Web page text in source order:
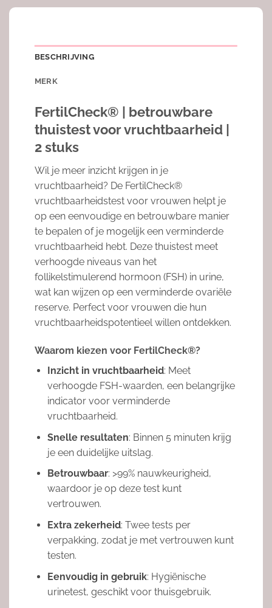
BESCHRIJVING
MERK
FertilCheck® | betrouwbare
thuistest voor vruchtbaarheid |
2 stuks
Wil je meer inzicht krijgen in je
vruchtbaarheid? De FertilCheck®
vruchtbaarheidstest voor vrouwen helpt je
op een eenvoudige en betrouwbare manier
te bepalen of je mogelijk een verminderde
vruchtbaarheid hebt. Deze thuistest meet
verhoogde niveaus van het
follikelstimulerend hormoon (FSH) in urine,
wat kan wijzen op een verminderde ovariële
reserve. Perfect voor vrouwen die hun
vruchtbaarheidspotentieel willen ontdekken.
Waarom kiezen voor FertilCheck®?
Inzicht in vruchtbaarheid: Meet
verhoogde FSH-waarden, een belangrijke
indicator voor verminderde
vruchtbaarheid.
Snelle resultaten: Binnen 5 minuten krijg
je een duidelijke uitslag.
Betrouwbaar: >99% nauwkeurigheid,
waardoor je op deze test kunt
vertrouwen.
Extra zekerheid: Twee tests per
verpakking, zodat je met vertrouwen kunt
testen.
Eenvoudig in gebruik: Hygiënische
urinetest, geschikt voor thuisgebruik.